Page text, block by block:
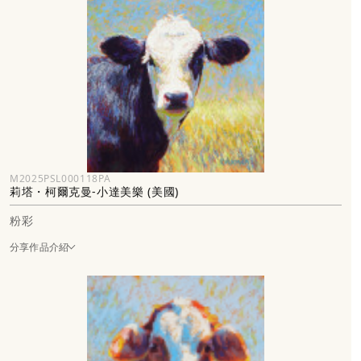
M2025PSL000118PA
莉塔・柯爾克曼-小達美樂 (美國)
粉彩
分享作品介紹